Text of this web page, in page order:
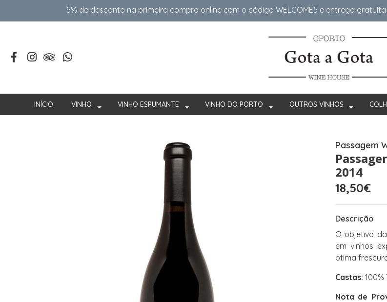
5% de desconto na primeira compra online com o código WELCOME5 e entrega
INÍCIO VINHO VINHO ESPUMANTE VINHO DO PORTO OUTROS VINHOS
Passagem
2014
18,50€
Descrição
O objetivo
em vinhos
ótima
Castas: 100%
Nota de